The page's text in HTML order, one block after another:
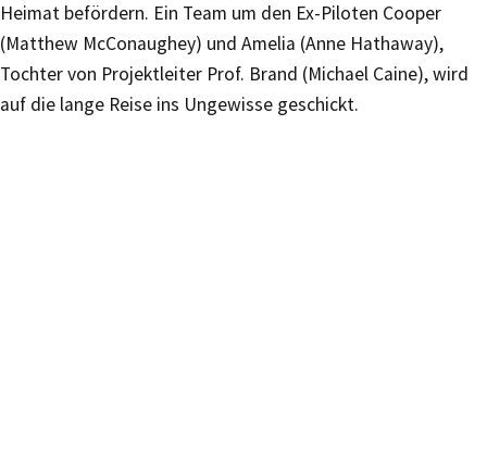
Heimat befördern. Ein Team um den Ex-Piloten Cooper
(Matthew McConaughey) und Amelia (Anne Hathaway),
Tochter von Projektleiter Prof. Brand (Michael Caine), wird
auf die lange Reise ins Ungewisse geschickt.